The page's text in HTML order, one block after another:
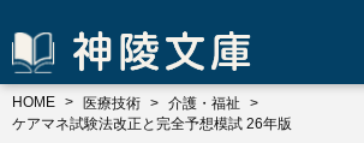
HOME 医療技術
介護・福祉
ケアマネ試験法改正と完全予想模試 26年版